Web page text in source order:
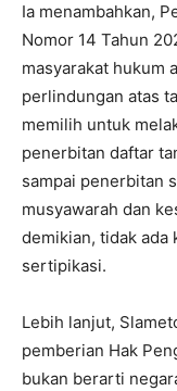
Ia menambahkan,
Nomor 14 Tahun
masyarakat hukum
perlindungan atas
memilih untuk
penerbitan daftar
sampai penerbitan
musyawarah dan
demikian, tidak ada
sertipikasi.
Lebih lanjut,
pemberian Hak
bukan berarti